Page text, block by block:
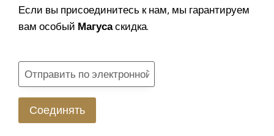
Qubo™ Burma Ash
MESH FIT
Qubo™ Munchkin
Vanilla VELVET FIT
Если вы присоединитесь к нам, мы гарантируем
вам особый Магусаскидка.
Соединять